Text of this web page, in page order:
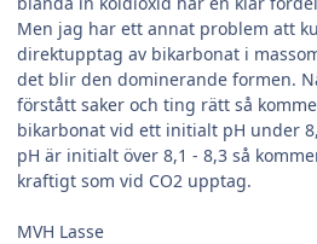
Men jag har ett annat problem att
direktupptag av bikarbonat i
det blir den dominerande formen.
förstått saker och ting rätt så
bikarbonat vid ett initialt pH under
pH är initialt över 8,1 - 8,3 så
kraftigt som vid CO2 upptag.
MVH Lasse